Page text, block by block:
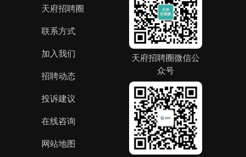
天府招聘圈
联系方式
加入我们
招聘动态
投诉建议
在线咨询
网站地图
天府招聘圈微信公
众号